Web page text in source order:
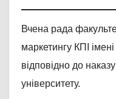
Вчена рада
маркетингу КПІ
відповідно до
університету.